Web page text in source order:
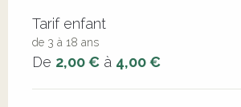
Tarif enfant
de 3 à 18 ans
De 2,00 € à 4,00 €